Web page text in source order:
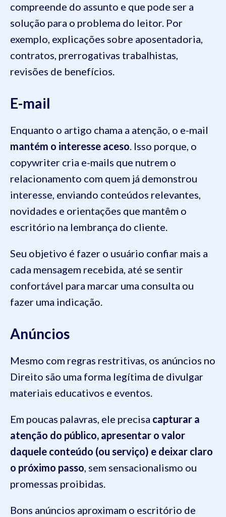
compreende do assunto e que pode ser a
solução para o problema do leitor. Por
exemplo, explicações sobre aposentadoria,
contratos, prerrogativas trabalhistas,
revisões de benefícios.
E-mail
Enquanto o artigo chama a atenção, o e-mail
mantém o interesse aceso. Isso porque, o
copywriter cria e-mails que nutrem o
relacionamento com quem já demonstrou
interesse, enviando conteúdos relevantes,
novidades e orientações que mantêm o
escritório na lembrança do cliente.
Seu objetivo é fazer o usuário confiar mais a
cada mensagem recebida, até se sentir
confortável para marcar uma consulta ou
fazer uma indicação.
Anúncios
Mesmo com regras restritivas, os anúncios no
Direito são uma forma legítima de divulgar
materiais educativos e eventos.
Em poucas palavras, ele precisa capturar a
atenção do público, apresentar o valor
daquele conteúdo (ou serviço) e deixar claro
o próximo passo, sem sensacionalismo ou
promessas proibidas.
Bons anúncios aproximam o escritório de